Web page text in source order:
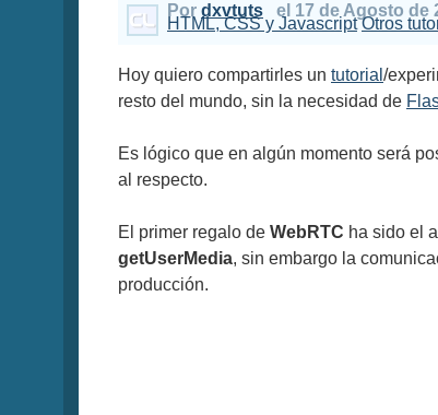
Por dxvtuts el 17 de Agosto de
HTML, CSS y Javascript Otros
Hoy quiero compartirles un tutorial /
resto del mundo, sin la necesidad de
Es lógico que en algún momento será
al respecto.
El primer regalo de WebRTC ha sido el
getUserMedia, sin embargo la
producción.